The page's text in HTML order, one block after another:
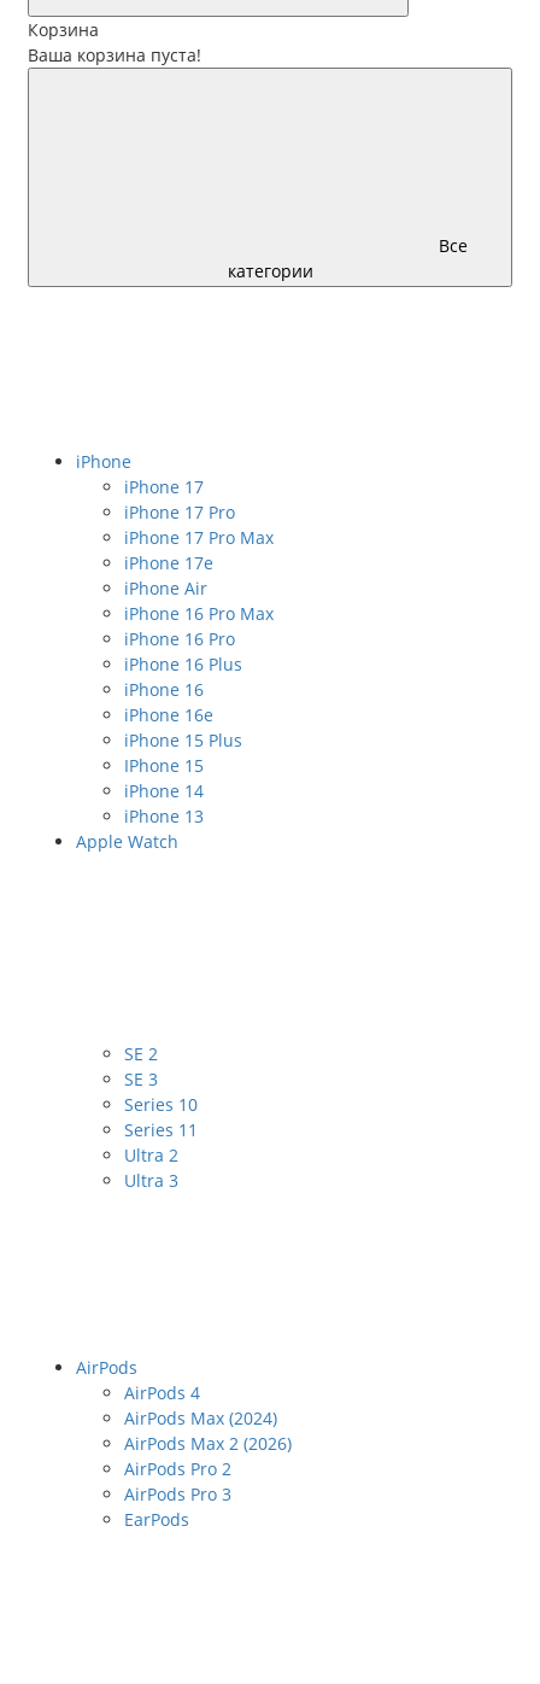
Корзина
Ваша корзина пуста!
Все
категории
iPhone
iPhone 17
iPhone 17 Pro
iPhone 17 Pro Max
iPhone 17e
iPhone Air
iPhone 16 Pro Max
iPhone 16 Pro
iPhone 16 Plus
iPhone 16
iPhone 16e
iPhone 15 Plus
IPhone 15
iPhone 14
iPhone 13
Apple Watch
SE 2
SE 3
Series 10
Series 11
Ultra 2
Ultra 3
AirPods
AirPods 4
AirPods Max (2024)
AirPods Max 2 (2026)
AirPods Pro 2
AirPods Pro 3
EarPods